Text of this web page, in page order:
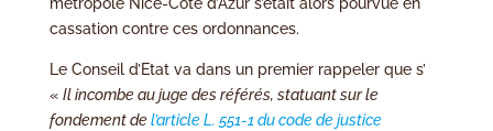
cassation contre ces ordonnances.
Le Conseil d’Etat va dans un premier rappeler que s’
« Il incombe au juge des référés, statuant sur le
fondement del’article L. 551-1 du code de justice